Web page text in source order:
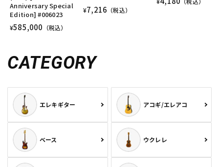
Anniversary Special
Edition] #006023
¥585,000 （税込）
¥7,216 （税込）
CATEGORY
エレキギター アコギ/エレアコ
ベース ウクレレ